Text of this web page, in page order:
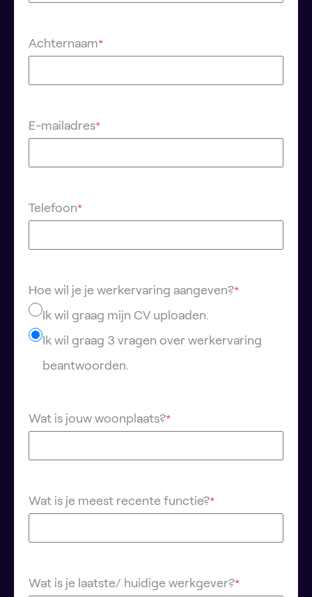
Achternaam*
E-mailadres*
Telefoon*
Hoe wil je je werkervaring aangeven?*
Ik wil graag mijn CV uploaden.
Ik wil graag 3 vragen over werkervaring
beantwoorden.
Wat is jouw woonplaats?*
Wat is je meest recente functie?*
Wat is je laatste/ huidige werkgever?*